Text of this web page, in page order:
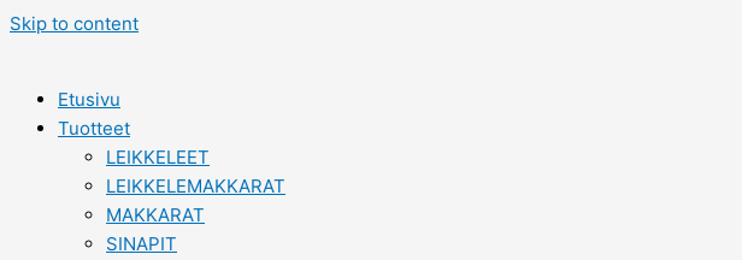
Skip to content
Etusivu
Tuotteet
LEIKKELEET
LEIKKELEMAKKARAT
MAKKARAT
SINAPIT